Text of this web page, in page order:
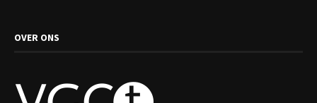
OVER ONS